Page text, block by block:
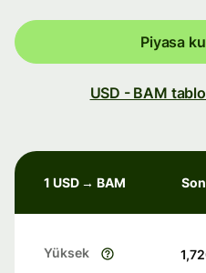
Piyasa
USD - BAM
1 USD → BAM
Yüksek